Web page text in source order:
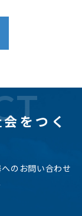
をつく
のお問い合わせ